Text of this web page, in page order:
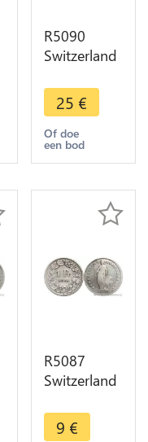
R5090
Switzerland
Helvetia
1903 B
Berne Silver
-> Make
25 €
Of doe
een bod
R5087
Switzerland
Helvetia
9 €